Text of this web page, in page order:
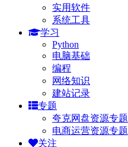
实用软件
系统工具
学习
Python
电脑基础
编程
网络知识
建站记录
专题
夸克网盘资源专题
电商运营资源专题
关注